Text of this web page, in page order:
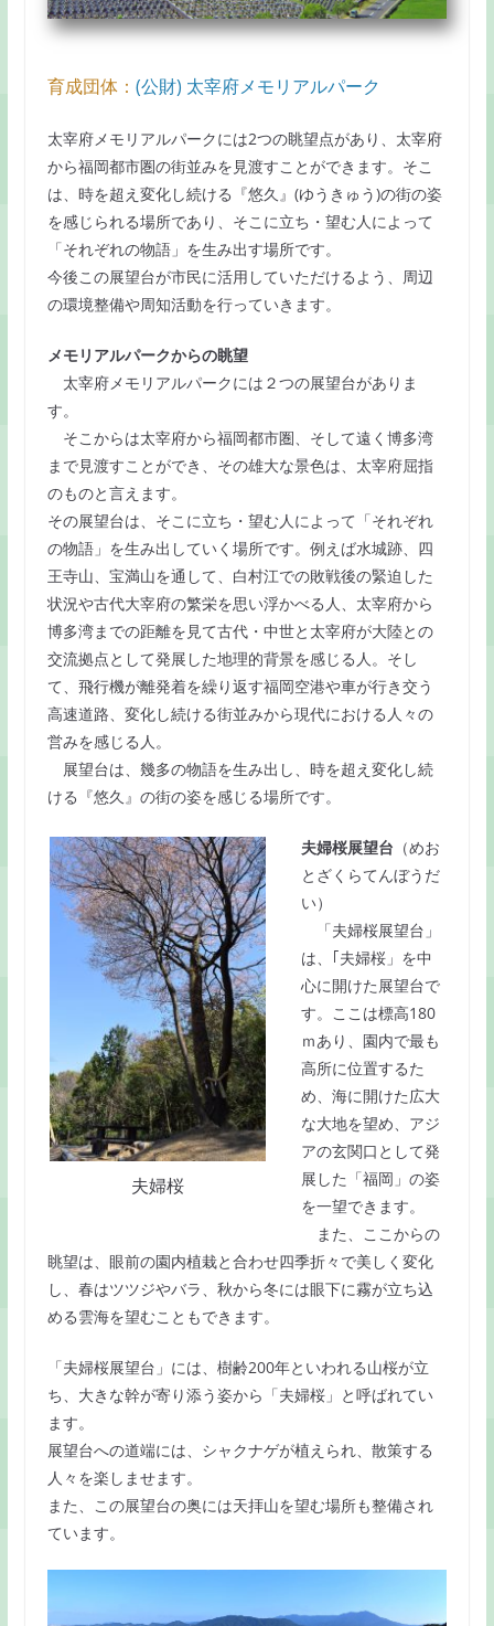
育成団体： (公財) 太宰府メモリアルパーク
太宰府メモリアルパークには2つの眺望点があり、太宰府
から福岡都市圏の街並みを見渡すことができます。そこ
は、時を超え変化し続ける『悠久』(ゆうきゅう)の街の姿
を感じられる場所であり、そこに立ち・望む人によって
「それぞれの物語」を生み出す場所です。
今後この展望台が市民に活用していただけるよう、周辺
の環境整備や周知活動を行っていきます。
メモリアルパークからの眺望
太宰府メモリアルパークには２つの展望台がありま
す。
そこからは太宰府から福岡都市圏、そして遠く博多湾
まで見渡すことができ、その雄大な景色は、太宰府屈指
のものと言えます。
その展望台は、そこに立ち・望む人によって「それぞれ
の物語」を生み出していく場所です。例えば水城跡、四
王寺山、宝満山を通して、白村江での敗戦後の緊迫した
状況や古代大宰府の繁栄を思い浮かべる人、太宰府から
博多湾までの距離を見て古代・中世と太宰府が大陸との
交流拠点として発展した地理的背景を感じる人。そし
て、飛行機が離発着を繰り返す福岡空港や車が行き交う
高速道路、変化し続ける街並みから現代における人々の
営みを感じる人。
展望台は、幾多の物語を生み出し、時を超え変化し続
ける『悠久』の街の姿を感じる場所です。
夫婦桜
夫婦桜展望台 （めお
とざくらてんぼうだ
い）
「夫婦桜展望台」
は、｢夫婦桜」を中
心に開けた展望台で
す。ここは標高180
ｍあり、園内で最も
高所に位置するた
め、海に開けた広大
な大地を望め、アジ
アの玄関口として発
展した「福岡」の姿
を一望できます。
また、ここからの
眺望は、眼前の園内植栽と合わせ四季折々で美しく変化
し、春はツツジやバラ、秋から冬には眼下に霧が立ち込
める雲海を望むこともできます。
「夫婦桜展望台」には、樹齢200年といわれる山桜が立
ち、大きな幹が寄り添う姿から「夫婦桜」と呼ばれてい
ます。
展望台への道端には、シャクナゲが植えられ、散策する
人々を楽しませます。
また、この展望台の奥には天拝山を望む場所も整備され
ています。